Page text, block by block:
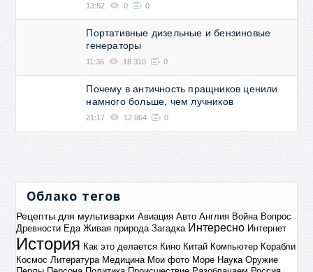
13:52 0 0
Портативные дизельные и бензиновые
генераторы
11:36 18 310 0
Почему в античность пращников ценили
намного больше, чем лучников
21:17 12 864 0
Облако тегов
Рецепты для мультиварки Авиация Авто Англия Война Вопрос
Древности Еда Живая природа Загадка Интересно Интернет
История Как это делается Кино Китай Компьютер Корабли
Космос Литература Медицина Мои фото Море Наука Оружие